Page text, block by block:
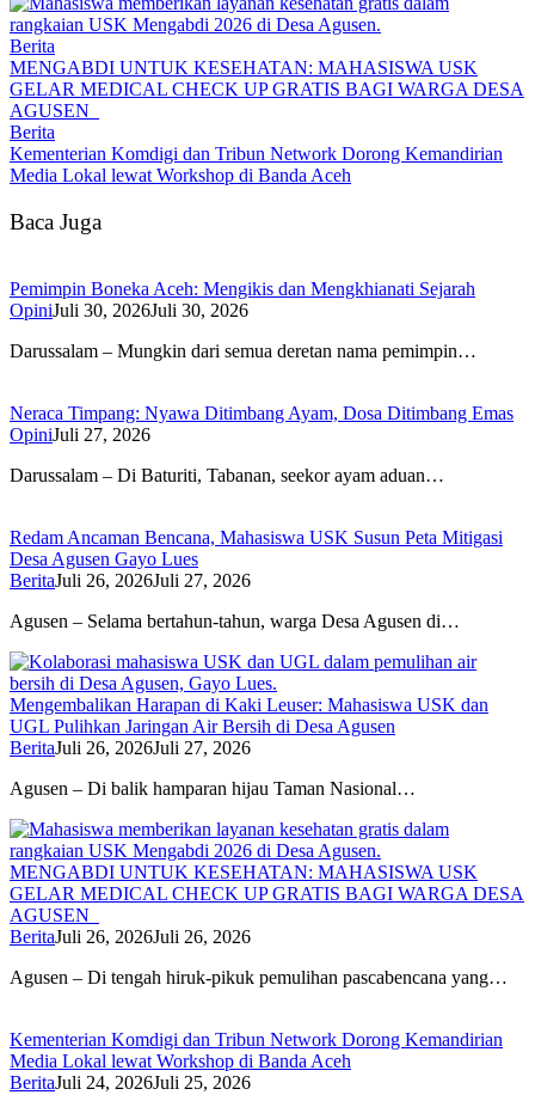
Berita
MENGABDI UNTUK KESEHATAN: MAHASISWA USK
GELAR MEDICAL CHECK UP GRATIS BAGI WARGA DESA
AGUSEN
Berita
Kementerian Komdigi dan Tribun Network Dorong Kemandirian
Media Lokal lewat Workshop di Banda Aceh
Baca Juga
Pemimpin Boneka Aceh: Mengikis dan Mengkhianati Sejarah
OpiniJuli 30, 2026Juli 30, 2026
Darussalam – Mungkin dari semua deretan nama pemimpin…
Neraca Timpang: Nyawa Ditimbang Ayam, Dosa Ditimbang Emas
OpiniJuli 27, 2026
Darussalam – Di Baturiti, Tabanan, seekor ayam aduan…
Redam Ancaman Bencana, Mahasiswa USK Susun Peta Mitigasi
Desa Agusen Gayo Lues
BeritaJuli 26, 2026Juli 27, 2026
Agusen – Selama bertahun-tahun, warga Desa Agusen di…
Mengembalikan Harapan di Kaki Leuser: Mahasiswa USK dan
UGL Pulihkan Jaringan Air Bersih di Desa Agusen
BeritaJuli 26, 2026Juli 27, 2026
Agusen – Di balik hamparan hijau Taman Nasional…
MENGABDI UNTUK KESEHATAN: MAHASISWA USK
GELAR MEDICAL CHECK UP GRATIS BAGI WARGA DESA
AGUSEN
BeritaJuli 26, 2026Juli 26, 2026
Agusen – Di tengah hiruk-pikuk pemulihan pascabencana yang…
Kementerian Komdigi dan Tribun Network Dorong Kemandirian
Media Lokal lewat Workshop di Banda Aceh
BeritaJuli 24, 2026Juli 25, 2026